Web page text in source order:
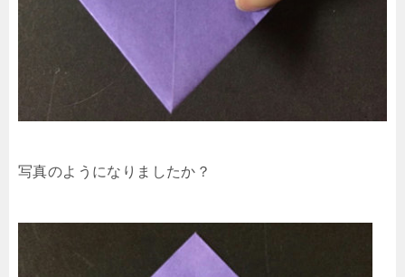
写真のようになりましたか？